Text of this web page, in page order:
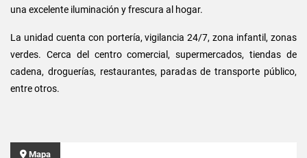
una excelente iluminación y frescura al hogar.
La unidad cuenta con portería, vigilancia 24/7, zona infantil, zonas
verdes. Cerca del centro comercial, supermercados, tiendas de
cadena, droguerías, restaurantes, paradas de transporte público,
entre otros.
Mapa